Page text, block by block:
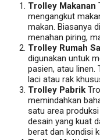
Trolley Makanan
mengangkut
makan. Biasanya
menahan piring,
Trolley Rumah
digunakan untuk
pasien, atau linen.
laci atau rak
Trolley Pabrik
memindahkan
satu area
desain yang kuat
berat dan kondisi